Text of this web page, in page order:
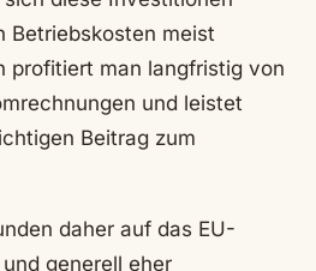
Betriebskosten meist
profitiert man langfristig von
und leistet
Beitrag zum
daher auf das EU-
generell eher